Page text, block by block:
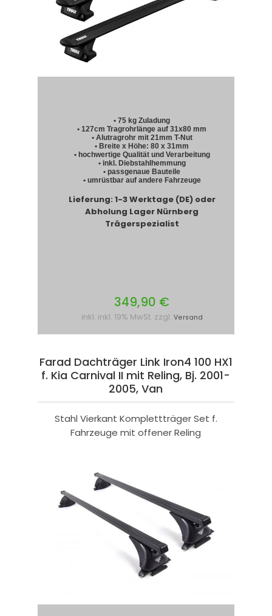
• 75 kg Zuladung
• 127cm Tragrohrlänge auf 31x80 mm
• Alutragrohr mit 21mm T-Nut
• Breite x Höhe: 80 x 31mm
• hochwertige Qualität und Verarbeitung
• inkl. Diebstahlhemmung
• passgenaue Bauteile
• umrüstbar auf andere Fahrzeuge
Lieferung: 1-3 Werktage (DE) oder
Abholung Lager Nürnberg
Trägerspezialist
349,90 €
inkl. inkl. 19% MwSt. zzgl. Versand
Farad Dachträger Link Iron4 100 HX1
f. Kia Carnival II mit Reling, Bj. 2001-
2005, Van
Stahl Vierkant Komplettträger Set f.
Fahrzeuge mit offener Reling